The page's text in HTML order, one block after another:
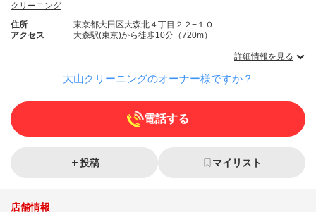
クリーニング
住所
東京都大田区大森北４丁目２２−１０
アクセス
大森駅(東京)から徒歩10分（720m）
詳細情報を見る
大山クリーニングのオーナー様ですか？
電話する
投稿 マイリスト
店舗情報